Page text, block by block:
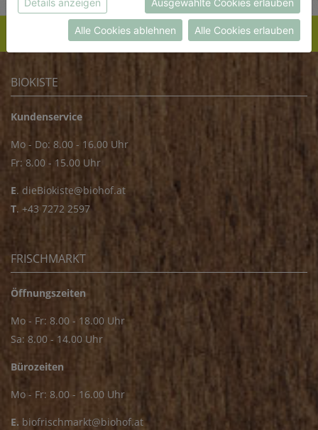
BIOKISTE
Kundenservice
Mo - Do: 8.00 - 16.00 Uhr
Fr: 8.00 - 15.00 Uhr
E. dieBiokiste@biohof.at
T. +43 7272 2597
FRISCHMARKT
Öffnungszeiten
Mo - Fr: 8.00 - 18.00 Uhr
Sa: 8.00 - 14.00 Uhr
Bürozeiten
Mo - Fr: 8.00 - 16.00 Uhr
E. biofrischmarkt@biohof.at
Datenschutzerklärung
bzw. imImpressum
Alle Cookies ablehnen Alle Cookies erlauben